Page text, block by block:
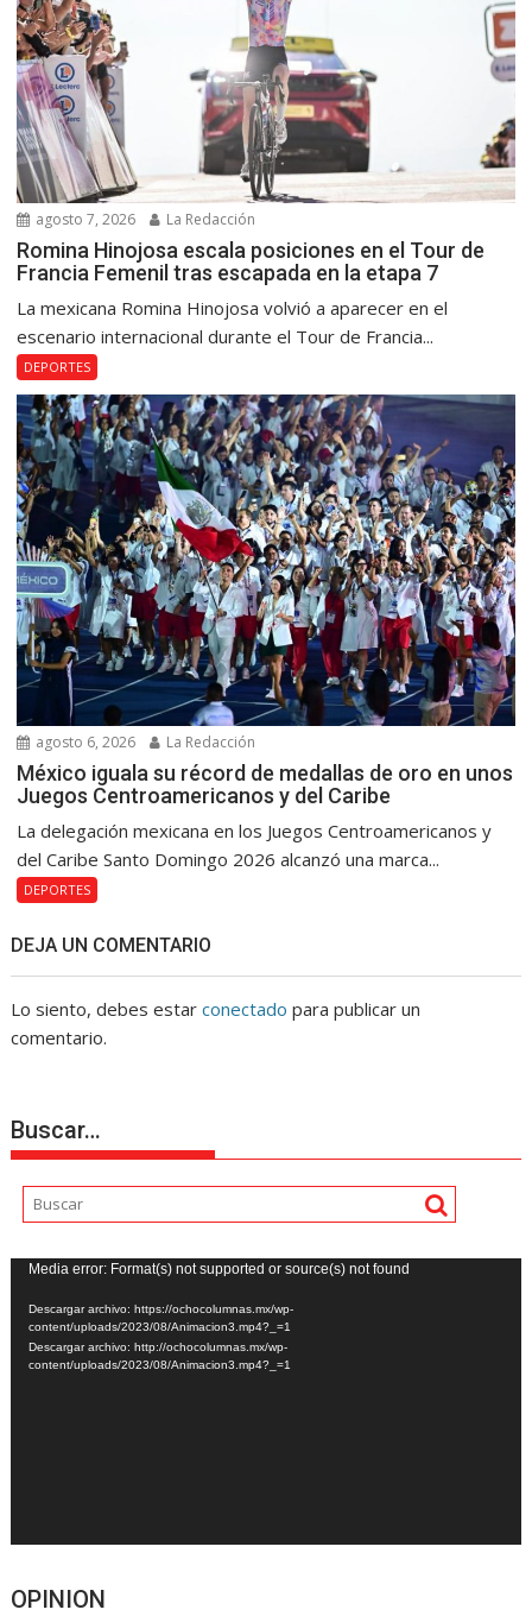
agosto 7, 2026 La Redacción
Romina Hinojosa escala posiciones en el Tour de
Francia Femenil tras escapada en la etapa 7
La mexicana Romina Hinojosa volvió a aparecer en el
escenario internacional durante el Tour de Francia...
DEPORTES
agosto 6, 2026 La Redacción
México iguala su récord de medallas de oro en unos
Juegos Centroamericanos y del Caribe
La delegación mexicana en los Juegos Centroamericanos y
del Caribe Santo Domingo 2026 alcanzó una marca...
DEPORTES
DEJA UN COMENTARIO
Lo siento, debes estarconectado para publicar un
comentario.
Buscar…
Reproductor
de
vídeo
Media error: Format(s) not supported or source(s) not found
Descargar archivo: https://ochocolumnas.mx/wp-
content/uploads/2023/08/Animacion3.mp4?_=1
Descargar archivo: http://ochocolumnas.mx/wp-
content/uploads/2023/08/Animacion3.mp4?_=1
OPINION